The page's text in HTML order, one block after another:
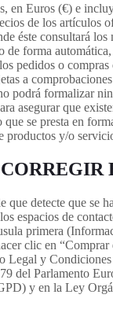
en Euros (€) e
de los artículos
éste consultará
forma
pedidos o
a
podrá formalizar
asegurar que
se presta en
y/o
que detecte que
espacios de
primera
clic en
y
del Parlamento
y en la Ley